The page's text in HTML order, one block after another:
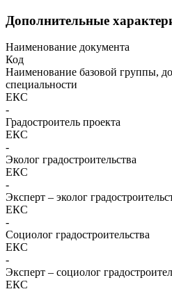
Дополнительные
Наименование документа
Код
Наименование базовой группы,
специальности
ЕКС
-
Градостроитель проекта
ЕКС
-
Эколог градостроительства
ЕКС
-
Эксперт – эколог
ЕКС
-
Социолог градостроительства
ЕКС
-
Эксперт – социолог
ЕКС